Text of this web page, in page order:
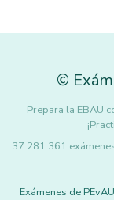
©
Prepara la EBAU
37.281.361
Exámenes de